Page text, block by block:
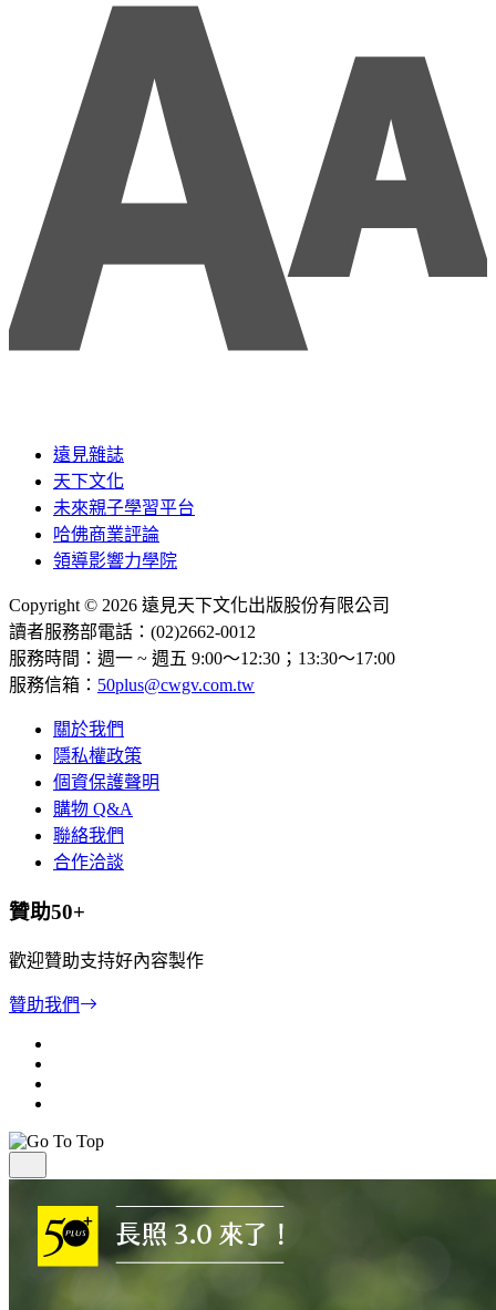
遠見雜誌
天下文化
未來親子學習平台
哈佛商業評論
領導影響力學院
Copyright © 2026 遠見天下文化出版股份有限公司
讀者服務部電話：(02)2662-0012
服務時間：週一 ~ 週五 9:00～12:30；13:30～17:00
服務信箱： 50plus@cwgv.com.tw
關於我們
隱私權政策
個資保護聲明
購物 Q&A
聯絡我們
合作洽談
贊助50+
歡迎贊助支持好內容製作
贊助我們